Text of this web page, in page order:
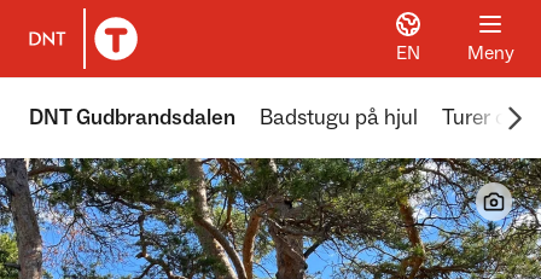
Til DNT.no forside
EN Meny
DNT Gudbrandsdalen Badstugu på hjul Turer og